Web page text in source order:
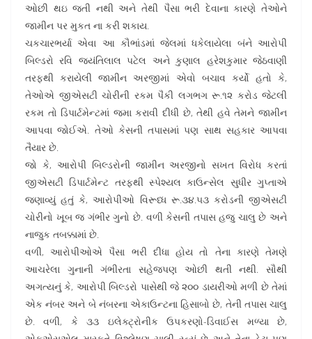
ઓછી થઇ જતી નથી અને તેથી પૈસા ભરી દેવાના કારણે તેઓને
જામીન પર મુકત ના કરી શકાય.
ચકચારભર્યા એવા આ કૌભાંડમાં જેલમાં ધકેલાયેલા બંને આરોપી
બિલ્ડરો રવિ જયંતિલાલ પટેલ અને કુણાલ હરેશકુમાર જેઠવાણી
તરફથી કરાયેલી જામીન અરજીમાં એવો બચાવ કર્યો હતો કે,
તેઓએ જીએસટી ચોરીની રકમ પૈકી લગભગ રૂ.૧૨ કરોડ જેટલી
રકમ તો ડિપાર્ટમેન્ટમાં જમા કરાવી દીધી છે, તેથી હવે તેમને જામીન
આપવા જોઈએ. તેઓ કેસની તપાસમાં પણ સાથ સહકાર આપવા
તૈયાર છે.
જો કે, આરોપી બિલ્ડરોની જામીન અરજીનો સખત વિરોધ કરતાં
જીએસટી ડિપાર્ટમેન્ટ તરફથી સ્પેશ્યલ કાઉન્સેલ સુધીર ગુપ્તાએ
જણાવ્યું હતું કે, આરોપીઓ વિરૂધ્ધ રૂ.૩૪.૫૩ કરોડની જીએસટી
ચોરીનો ખૂબ જ ગંભીર ગુનો છે. વળી કેસની તપાસ હજુ ચાલુ છે અને
નાજુક તબક્કામાં છે.
વળી, આરોપીઓએ પૈસા ભરી દીધા હોય તો તેના કારણે તેમણે
આચરેલા ગુનાની ગંભીરતા સહેજપણ ઓછી થતી નથી. સૌથી
અગત્યનું કે, આરોપી બિલ્ડરો પાસેથી જે ૨૦૦ ડાયરીઓ મળી છે તેમાં
એક નંબર અને બે નંબરના એકાઉન્ટના હિસાબો છે, તેની તપાસ ચાલુ
છે. વળી, કે ૩૩ ઇલેક્ટ્રોનીક ઉપકરણો-ડિવાઈસ મળ્યા છે,